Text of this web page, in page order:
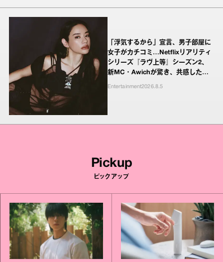
「浮気するから」宣言、男子部屋に
女子がカチコミ…Netflixリアリティ
シリーズ『ラヴ上等』シーズン2、
新MC・Awichが驚き、共感したヤ
Entertainment2026.8.5
Pickup
ピックアップ